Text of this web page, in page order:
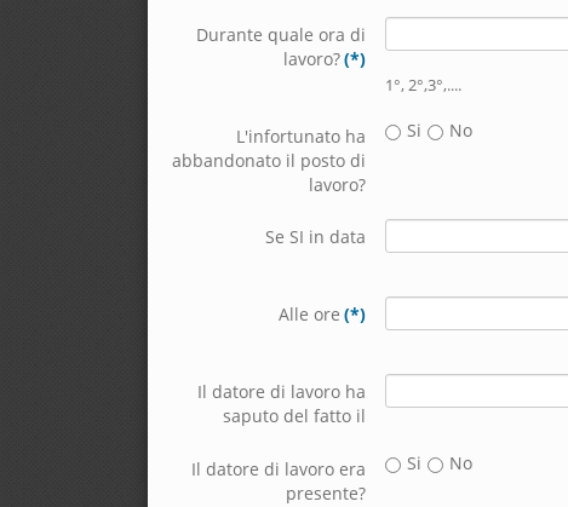
Durante quale ora di
lavoro?(*)
1°, 2°,3°,....
L'infortunato ha
abbandonato il posto di
lavoro?
Si No
Se SI in data
Alle ore (*)
Il datore di lavoro ha
saputo del fatto il
Il datore di lavoro era
presente?
Si No